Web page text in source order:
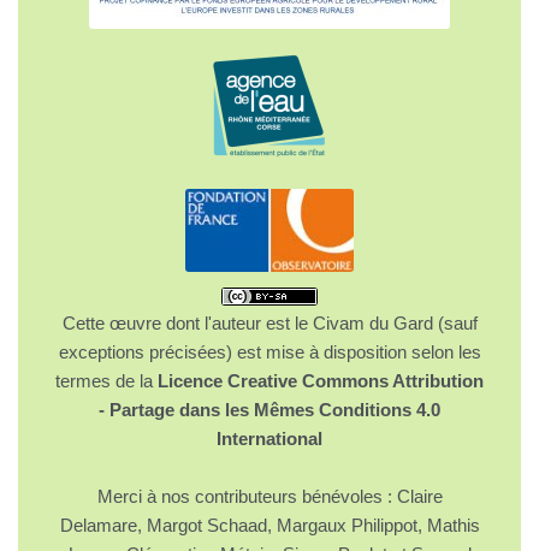
Cette œuvre dont l'auteur est le Civam du Gard (sauf
exceptions précisées) est mise à disposition selon les
termes de la Licence Creative Commons Attribution
- Partage dans les Mêmes Conditions 4.0
International
Merci à nos contributeurs bénévoles : Claire
Delamare, Margot Schaad, Margaux Philippot, Mathis